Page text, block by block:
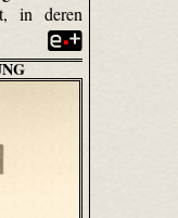
in deren